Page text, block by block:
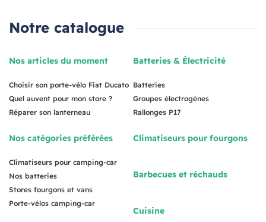
Notre catalogue
Nos articles du moment
Choisir son porte-vélo Fiat Ducato
Quel auvent pour mon store ?
Réparer son lanterneau
Nos catégories préférées
Climatiseurs pour camping-car
Nos batteries
Stores fourgons et vans
Porte-vélos camping-car
Batteries & Électricité
Batteries
Groupes électrogènes
Rallonges P17
Climatiseurs pour fourgons
Barbecues et réchauds
Cuisine